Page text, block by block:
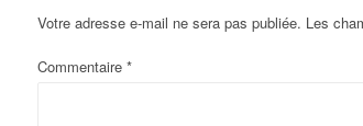
Votre adresse e-mail ne sera pas publiée. Les
Commentaire *